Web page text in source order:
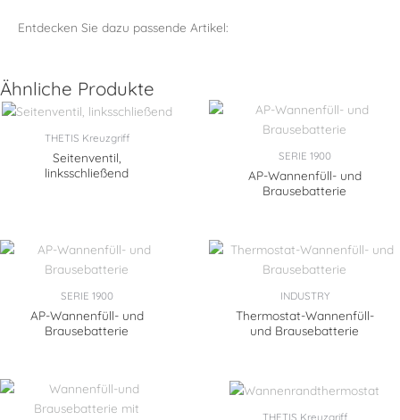
Entdecken Sie dazu passende Artikel:
Ähnliche Produkte
THETIS Kreuzgriff
Seitenventil,
linksschließend
SERIE 1900
AP-Wannenfüll- und
Brausebatterie
SERIE 1900
AP-Wannenfüll- und
Brausebatterie
INDUSTRY
Thermostat-Wannenfüll-
und Brausebatterie
THETIS Kreuzgriff